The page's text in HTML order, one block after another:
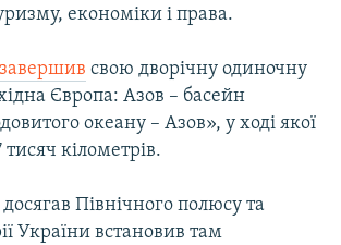
економіки і права.
завершив свою дворічну одиночну
Європа: Азов – басейн
океану – Азов», у ході якої
кілометрів.
досягав Північного полюсу та
України встановив там